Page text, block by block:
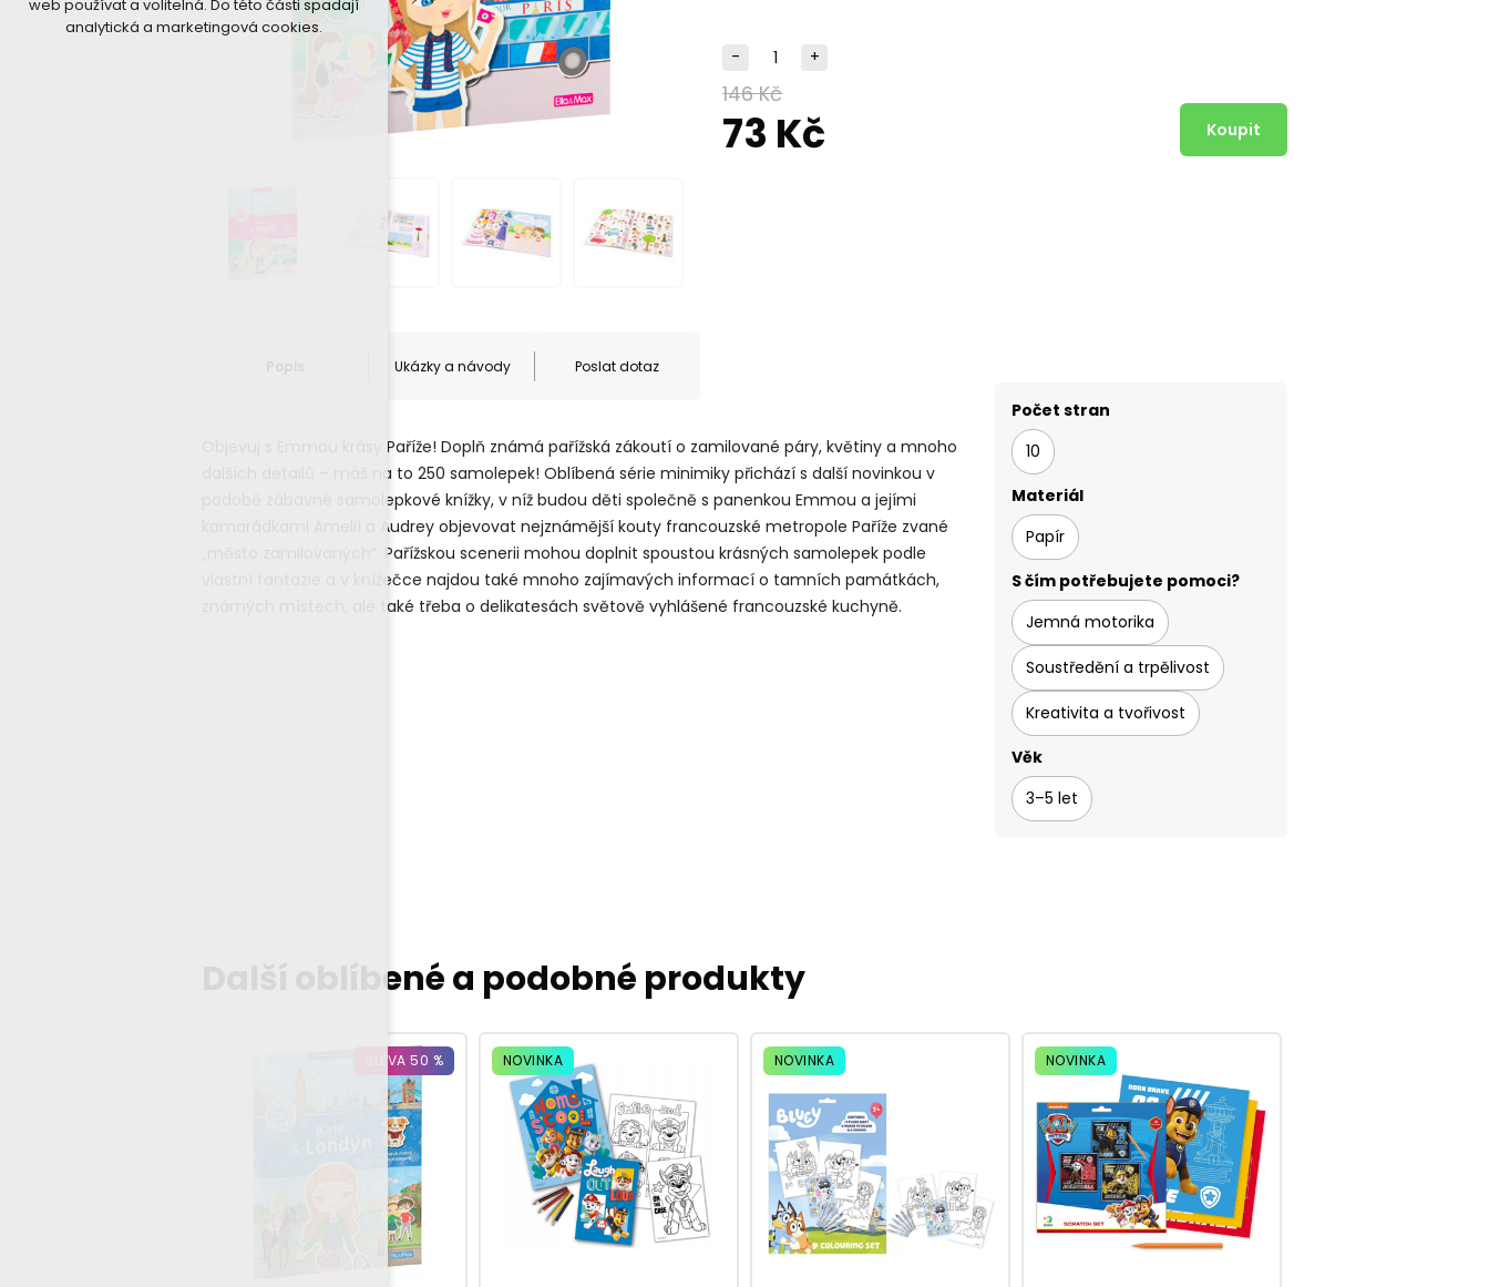
web používat a volitelná. Do této části spadají
analytická a marketingová cookies.
146 Kč
73 Kč
- +
Ukázky a návody Poslat dotaz
Objevuj s Emmou krásy Paříže! Doplň známá pařížská zákoutí o zamilované páry, květiny a mnoho
dalších detailů – máš na to 250 samolepek! Oblíbená série minimiky přichází s další novinkou v
podobě zábavné samolepkové knížky, v níž budou děti společně s panenkou Emmou a jejími
kamarádkami Amelií a Audrey objevovat nejznámější kouty francouzské metropole Paříže zvané
„město zamilovaných“. Pařížskou scenerii mohou doplnit spoustou krásných samolepek podle
vlastní fantazie a v knížečce najdou také mnoho zajímavých informací o tamních památkách,
známých místech, ale také třeba o delikatesách světově vyhlášené francouzské kuchyně.
Počet stran
10
Materiál
Papír
S čím potřebujete pomoci?
Jemná motorika
Soustředění a trpělivost
Kreativita a tvořivost
Věk
3–5 let
Další oblíbené a podobné produkty
SLEVA 50 % NOVINKA NOVINKA NOVINKA